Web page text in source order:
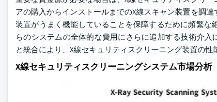
アの購入からインストールまでのX線スキャン装置を調
装置がうまく機能していることを保障するために頻繁
らのシステムの全体的な費用にさらに追加する技術介
と統合により、X線セキュリティスクリーニング装置の
X線セキュリティスクリーニングシステム市場分析